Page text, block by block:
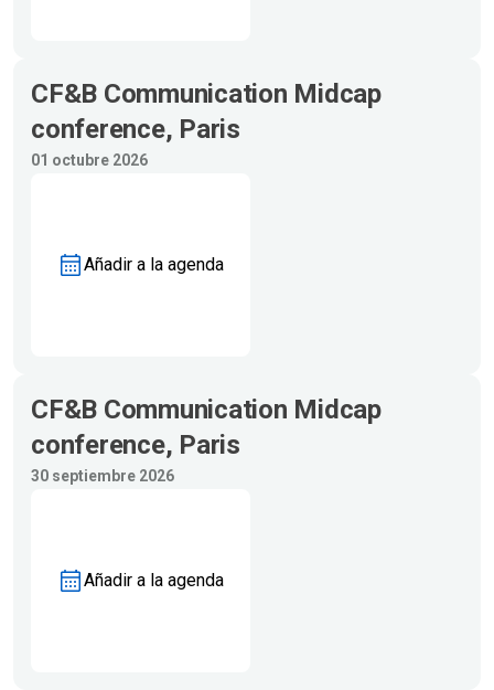
CF&B Communication Midcap
conference, Paris
01 octubre 2026
Añadir a la agenda
CF&B Communication Midcap
conference, Paris
30 septiembre 2026
Añadir a la agenda